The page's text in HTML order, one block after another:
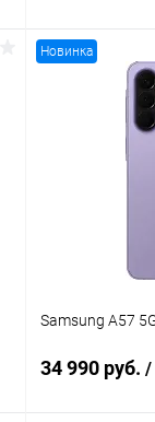
Новинка
Samsung A57
34 990 руб. /